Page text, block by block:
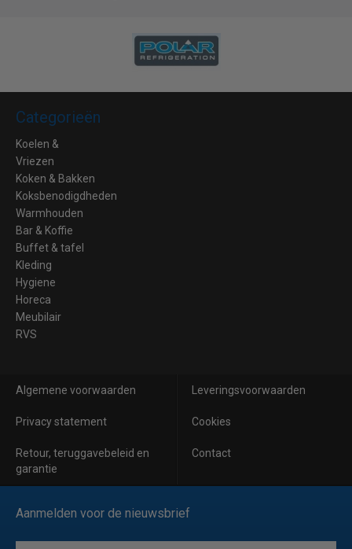
Categorieën
Koelen &
Vriezen
Koken & Bakken
Koksbenodigdheden
Warmhouden
Bar & Koffie
Buffet & tafel
Kleding
Hygiene
Horeca
Meubilair
RVS
Algemene voorwaarden Leveringsvoorwaarden
Privacy statement Cookies
Retour, teruggavebeleid en
garantie
Contact
Aanmelden voor de nieuwsbrief